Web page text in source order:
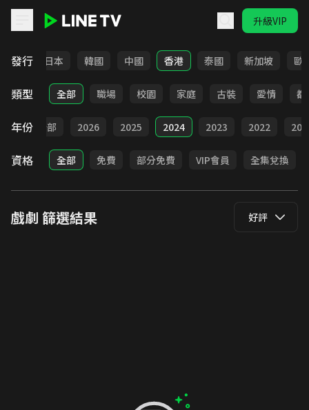
升級VIP
發行
台灣 日本 韓國 中國 香港 泰國 新加坡 歐
類型 全部 職場 校園 家庭 古裝 愛情 都
年份 全部 2026 2025 2024 2023 2022
資格 全部 免費 部分免費 VIP會員 全集兌換
戲劇 篩選結果 好評